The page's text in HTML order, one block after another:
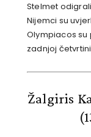
Stelmet
Nijemci su
Olympiacos su
zadnjoj
Žalgiris